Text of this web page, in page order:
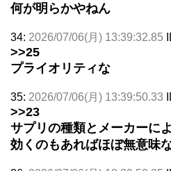
何が明らかやねん
34: 2026/07/06(月) 13:39:32.85
>>25
プライオリティな
35: 2026/07/06(月) 13:39:50.33
>>23
サプリの種類とメーカーに
効くのもあればほぼ無意味